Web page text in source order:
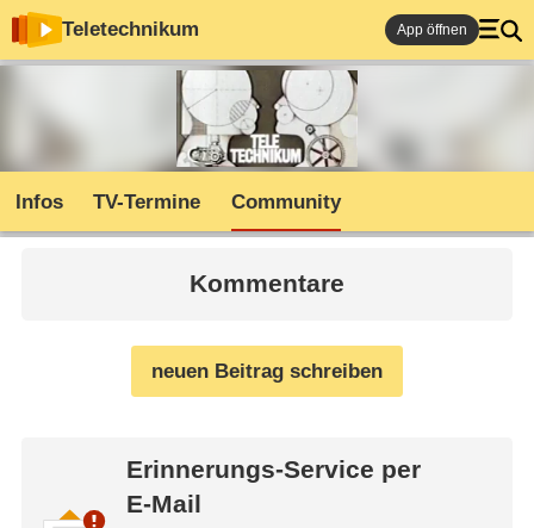
Teletechnikum App öffnen
Infos TV-Termine Community
Kommentare
neuen Beitrag schreiben
Erinnerungs-Service per
E-Mail